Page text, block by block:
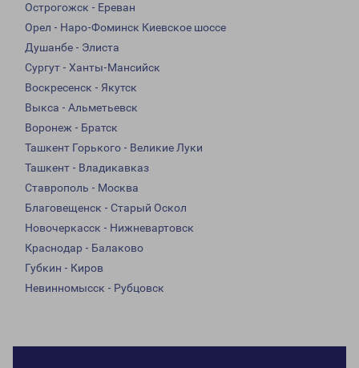
Острогожск - Ереван
Орел - Наро-Фоминск Киевское шоссе
Душанбе - Элиста
Сургут - Ханты-Мансийск
Воскресенск - Якутск
Выкса - Альметьевск
Воронеж - Братск
Ташкент Горького - Великие Луки
Ташкент - Владикавказ
Ставрополь - Москва
Благовещенск - Старый Оскол
Новочеркасск - Нижневартовск
Краснодар - Балаково
Губкин - Киров
Невинномысск - Рубцовск